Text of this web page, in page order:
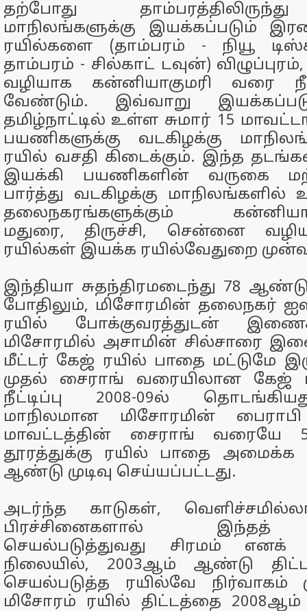
தற்போது
மாநிலங்களுக்கு இயக்கப்படும்
ரயில்களை (தாம்பரம் - நியூ
தாம்பரம் - சில்காட் டவுன்) விழுப்புரம்,
வழியாக கன்னியாகுமரி வரை
வேண்டும். இவ்வாறு
தமிழ்நாட்டில் உள்ள சுமார் 15
பயணிகளுக்கு வடகிழக்கு
ரயில் வசதி கிடைக்கும். இந்த
இயக்கி பயணிகளின் வருகை
பார்த்து வடகிழக்கு
தலைநகரங்களுக்கும்
மதுரை, திருச்சி, சென்னை
ரயில்கள் இயக்க ரயில்வேதுறை
இந்தியா சுதந்திரமடைந்து 78
போதிலும், மிசோரமின் தலைநகர்
ரயில் போக்குவரத்துடன்
மிசோரமில் அசாமின் சில்சாரை
மீட்டர் கேஜ் ரயில் பாதை மட்டுமே
முதல் சைராங் வரையிலான கேஜ்
நீட்டிப்பு 2008-09ல்
மாநிலமான மிசோரமின்
மாவட்டத்தின் சைராங் வரையே
தூரத்துக்கு ரயில் பாதை அமைக்க
ஆண்டு முடிவு செய்யப்பட்டது.
அடர்ந்த காடுகள்,
பிரச்சினைகளால் இந்தத்
செயல்படுத்துவது சிரமம் எனக்
நிலையில், 2003ஆம் ஆண்டு
செயல்படுத்த ரயில்வே நிர்வாகம்
மிசோரம் ரயில் திட்டத்தை